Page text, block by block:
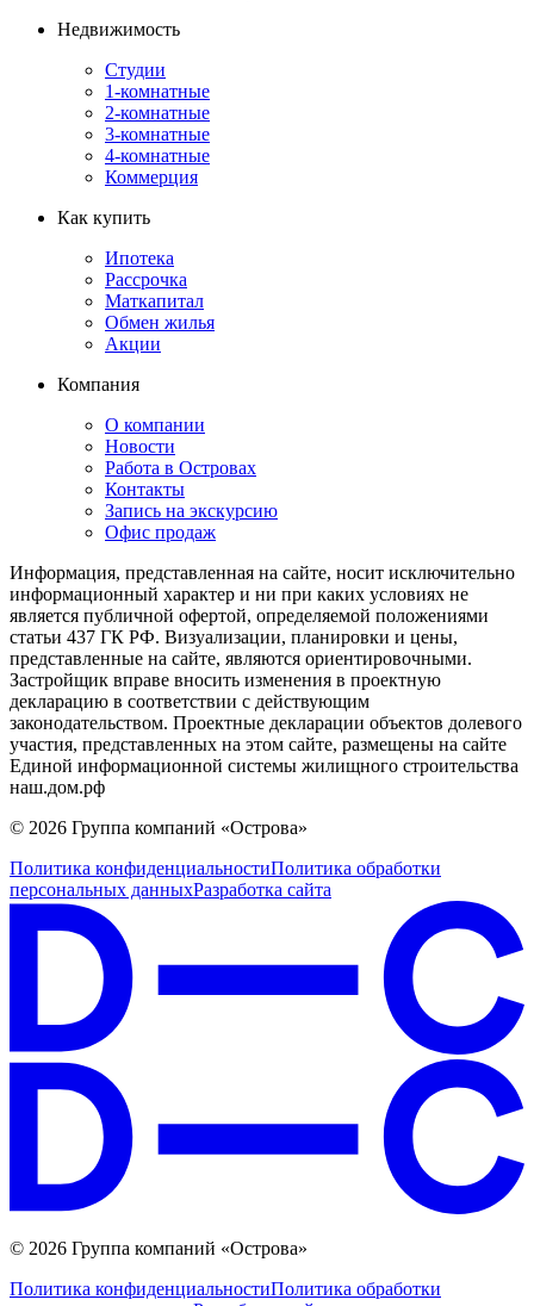
Недвижимость
Студии
1-комнатные
2-комнатные
3-комнатные
4-комнатные
Коммерция
Как купить
Ипотека
Рассрочка
Маткапитал
Обмен жилья
Акции
Компания
О компании
Новости
Работа в Островах
Контакты
Запись на экскурсию
Офис продаж
Информация, представленная на сайте, носит исключительно
информационный характер и ни при каких условиях не
является публичной офертой, определяемой положениями
статьи 437 ГК РФ. Визуализации, планировки и цены,
представленные на сайте, являются ориентировочными.
Застройщик вправе вносить изменения в проектную
декларацию в соответствии с действующим
законодательством. Проектные декларации объектов долевого
участия, представленных на этом сайте, размещены на сайте
Единой информационной системы жилищного строительства
наш.дом.рф
© 2026 Группа компаний «Острова»
Политика конфиденциальностиПолитика обработки
персональных данныхРазработка сайта
© 2026 Группа компаний «Острова»
Политика конфиденциальностиПолитика обработки